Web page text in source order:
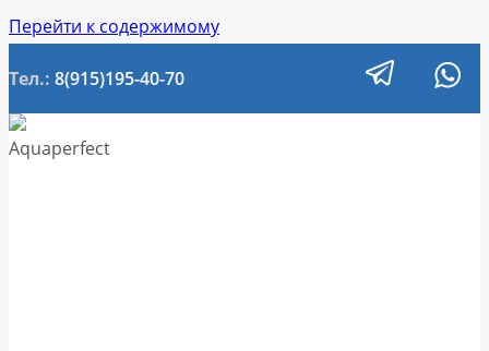
Перейти к содержимому
Тел.: 8(915)195-40-70